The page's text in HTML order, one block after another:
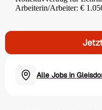
Arbeiterin/Arbeiter: €
Alle Jobs in